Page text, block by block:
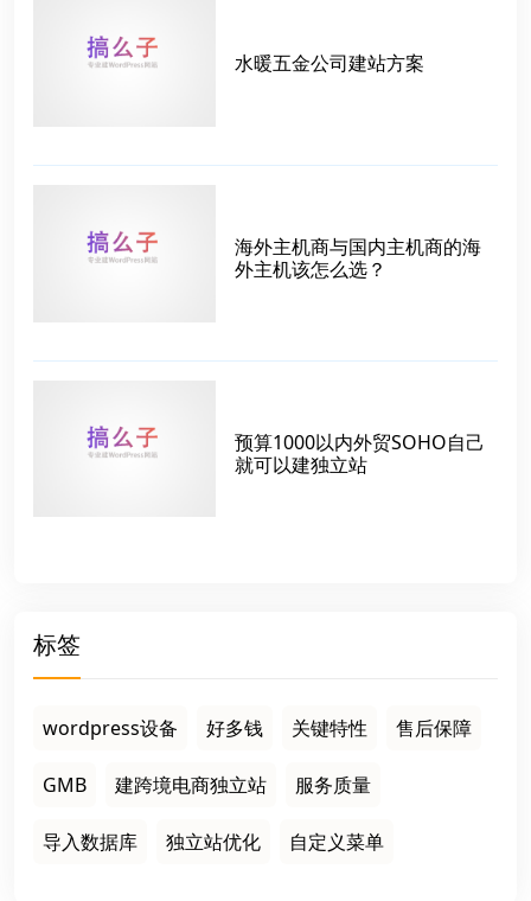
水暖五金公司建站方案
海外主机商与国内主机商的海
外主机该怎么选？
预算1000以内外贸SOHO自己
就可以建独立站
标签
wordpress设备 好多钱 关键特性 售后保障
GMB 建跨境电商独立站 服务质量
导入数据库 独立站优化 自定义菜单